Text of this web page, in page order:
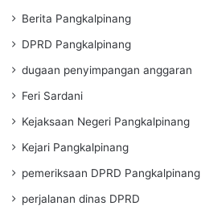
Berita Pangkalpinang
DPRD Pangkalpinang
dugaan penyimpangan anggaran
Feri Sardani
Kejaksaan Negeri Pangkalpinang
Kejari Pangkalpinang
pemeriksaan DPRD Pangkalpinang
perjalanan dinas DPRD